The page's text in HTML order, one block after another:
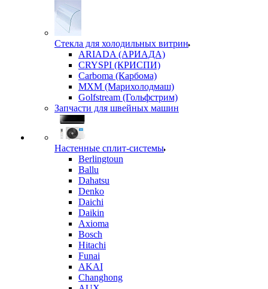
Стекла для холодильных витрин
ARIADA (АРИАДА)
CRYSPI (КРИСПИ)
Carboma (Карбома)
MXM (Марихолодмаш)
Golfstream (Гольфстрим)
Запчасти для швейных машин
Настенные сплит-системы
Berlingtoun
Ballu
Dahatsu
Denko
Daichi
Daikin
Axioma
Bosch
Hitachi
Funai
AKAI
Changhong